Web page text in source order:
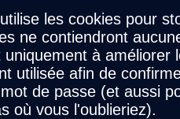
les cookies pour
ne contiendront
uniquement à
utilisée afin de
de passe (et aussi
où vous l'oublieriez).